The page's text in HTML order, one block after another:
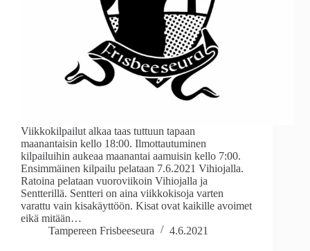
Viikkokilpailut alkaa taas tuttuun tapaan
maanantaisin kello 18:00. Ilmottautuminen
kilpailuihin aukeaa maanantai aamuisin kello 7:00.
Ensimmäinen kilpailu pelataan 7.6.2021 Vihiojalla.
Ratoina pelataan vuoroviikoin Vihiojalla ja
Sentterillä. Sentteri on aina viikkokisoja varten
varattu vain kisakäyttöön. Kisat ovat kaikille avoimet
eikä mitään…
Tampereen Frisbeeseura
4.6.2021